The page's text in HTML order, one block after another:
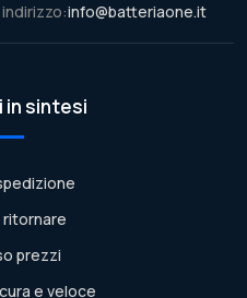
info@batteriaone.it
in sintesi
ritornare
prezzi
e veloce